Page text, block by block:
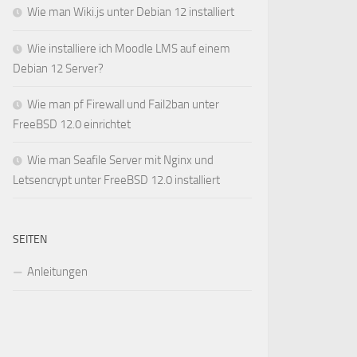
Wie man Wiki.js unter Debian 12 installiert
Wie installiere ich Moodle LMS auf einem
Debian 12 Server?
Wie man pf Firewall und Fail2ban unter
FreeBSD 12.0 einrichtet
Wie man Seafile Server mit Nginx und
Letsencrypt unter FreeBSD 12.0 installiert
SEITEN
Anleitungen